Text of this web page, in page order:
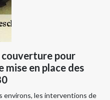
couverture pour
en place des
environs, les interventions de